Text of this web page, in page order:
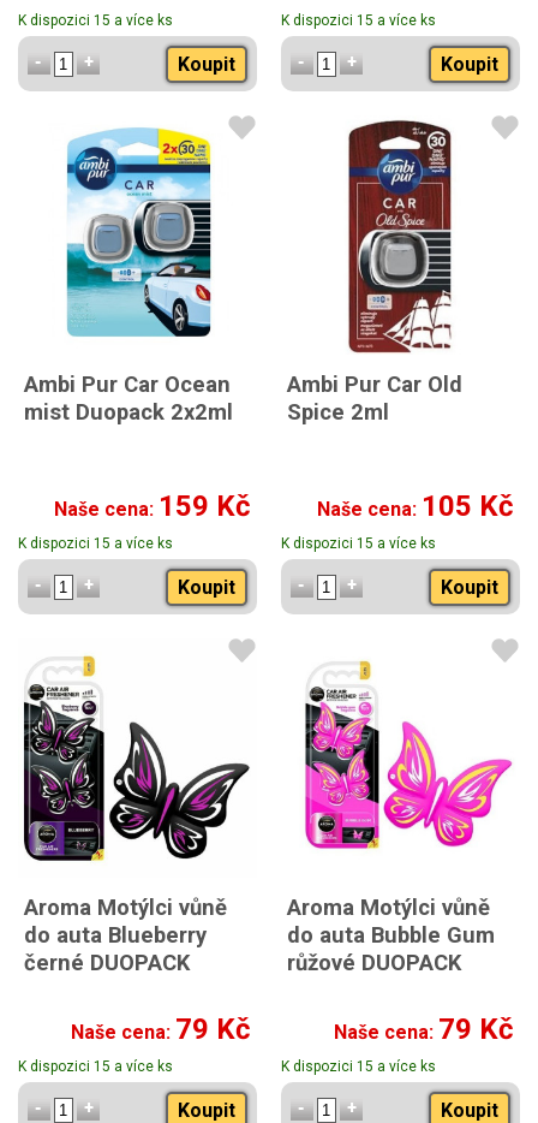
K dispozici 15 a více ks
Koupit
K dispozici 15 a více ks
Koupit
Ambi Pur Car Ocean
mist Duopack 2x2ml
Naše cena: 159 Kč
K dispozici 15 a více ks
Koupit
Ambi Pur Car Old
Spice 2ml
Naše cena: 105 Kč
K dispozici 15 a více ks
Koupit
Aroma Motýlci vůně
do auta Blueberry
černé DUOPACK
Naše cena: 79 Kč
K dispozici 15 a více ks
Koupit
Aroma Motýlci vůně
do auta Bubble Gum
růžové DUOPACK
Naše cena: 79 Kč
K dispozici 15 a více ks
Koupit